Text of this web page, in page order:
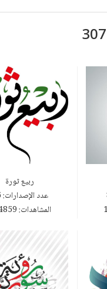
ربيع ثورة
عدد الإصدارات: 86
المشاهدات: 114859